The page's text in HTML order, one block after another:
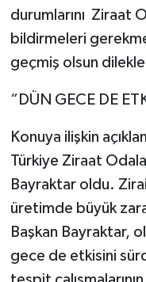
durumlarını Ziraat
bildirmeleri
geçmiş olsun
“DÜN GECE DE
Konuya ilişkin
Türkiye Ziraat
Bayraktar oldu.
üretimde büyük
Başkan Bayraktar,
gece de etkisini